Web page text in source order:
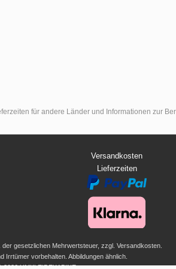
für andere Länder und Informationen zur
Versandkosten
Lieferzeiten
der gesetzlichen Mehrwertsteuer, zzgl. Versandkosten.
Irrtümer vorbehalten. Abbildungen ähnlich.
2026 UMKLEIDEKABINE.net